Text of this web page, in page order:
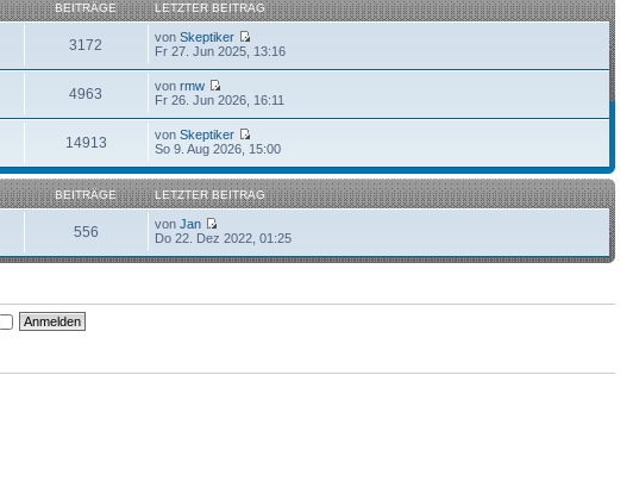
BEITRÄGE LETZTER BEITRAG
3172 vonSkeptiker
Fr 27. Jun 2025, 13:16
4963 vonrmw
Fr 26. Jun 2026, 16:11
14913 vonSkeptiker
So 9. Aug 2026, 15:00
BEITRÄGE LETZTER BEITRAG
556 vonJan
Do 22. Dez 2022, 01:25